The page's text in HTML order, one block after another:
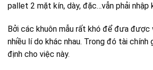
pallet 2 mặt kín, dày, đặc…vẫn phải nhập
Bởi các khuôn mẫu rất khó để đưa được
nhiều lí do khác nhau. Trong đó tài chính
định cho việc này.